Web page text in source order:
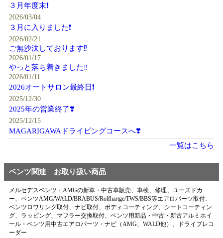
３月年度末❗️
2026/03/04
３月に入りました❗️
2026/02/21
ご無沙汰しております⁉️
2026/01/17
やっと落ち着きました‼️
2026/01/11
2026オートサロン最終日❗️
2025/12/30
2025年の営業終了❣️
2025/12/15
MAGARIGAWAドライビングコースへ❣️
一覧はこちら
ベンツ関連 お取り扱い商品
メルセデスベンツ・AMGの新車・中古車販売、車検、修理、ユーズドカ
ー、ベンツAMG/WALD/BRABUS/Rolfhartge/TWS/BBS等エアロパーツ取付、
ベンツロワリング取付、ナビ取付、ボディコーティング、シートコーティン
グ、ラッピング、マフラー交換取付、ベンツ用新品・中古・新古アルミホイ
ール・ベンツ用中古エアロパーツ・ナビ（AMG、WALD他）、ドライブレコ
ーダー